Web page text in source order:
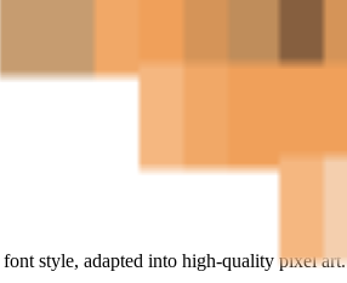
font style, adapted into high-quality pixel art.